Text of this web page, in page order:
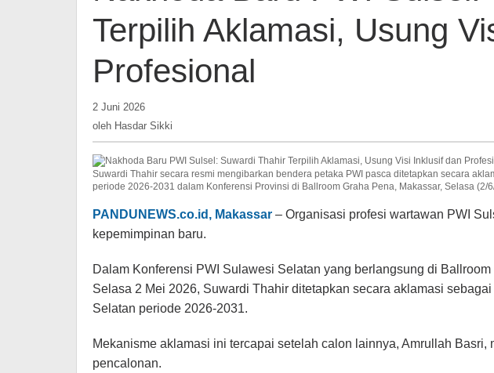
Thahir
dan
Profesional
Terpilih Aklamasi, Usung
Profesional
2 Juni 2026
Hasdar
oleh Hasdar Sikki
Suwardi Thahir secara resmi mengibarkan bendera petaka PWI pasca ditetapkan secara
periode 2026-2031 dalam Konferensi Provinsi di Ballroom Graha Pena, Makassar, Selasa (2/
PANDUNEWS.co.id, Makassar – Organisasi profesi wartawan PWI
kepemimpinan baru.
Dalam Konferensi PWI Sulawesi Selatan yang berlangsung di Ballroom
Selasa 2 Mei 2026, Suwardi Thahir ditetapkan secara aklamasi
Selatan periode 2026-2031.
Mekanisme aklamasi ini tercapai setelah calon lainnya, Amrullah Basri,
pencalonan.